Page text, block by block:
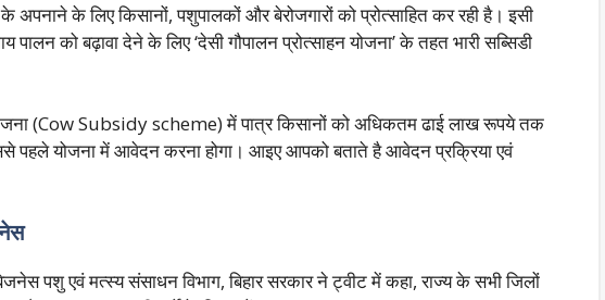
अपनाने के लिए किसानों, पशुपालकों और बेरोजगारों को प्रोत्साहित कर रही है। इसी
पालन को बढ़ावा देने के लिए ‘देसी गौपालन प्रोत्साहन योजना’ के तहत भारी सब्सिडी
(Cow Subsidy scheme) में पात्र किसानों को अधिकतम ढाई लाख रूपये तक
पहले योजना में आवेदन करना होगा। आइए आपको बताते है आवेदन प्रक्रिया एवं
पशु एवं मत्स्य संसाधन विभाग, बिहार सरकार ने ट्वीट में कहा, राज्य के सभी जिलों